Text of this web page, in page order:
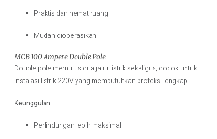
Praktis dan hemat ruang
Mudah dioperasikan
MCB 100 Ampere Double Pole
Double pole memutus dua jalur listrik sekaligus, cocok untuk
instalasi listrik 220V yang membutuhkan proteksi lengkap.
Keunggulan:
Perlindungan lebih maksimal